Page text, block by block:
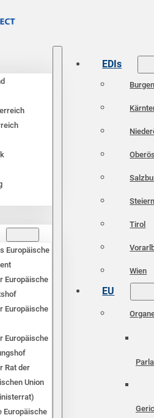
Europäische
Europäische
Europäische
Europäische
Rat der
Union
Europäische
EDIs
Tirol
Wien
EU